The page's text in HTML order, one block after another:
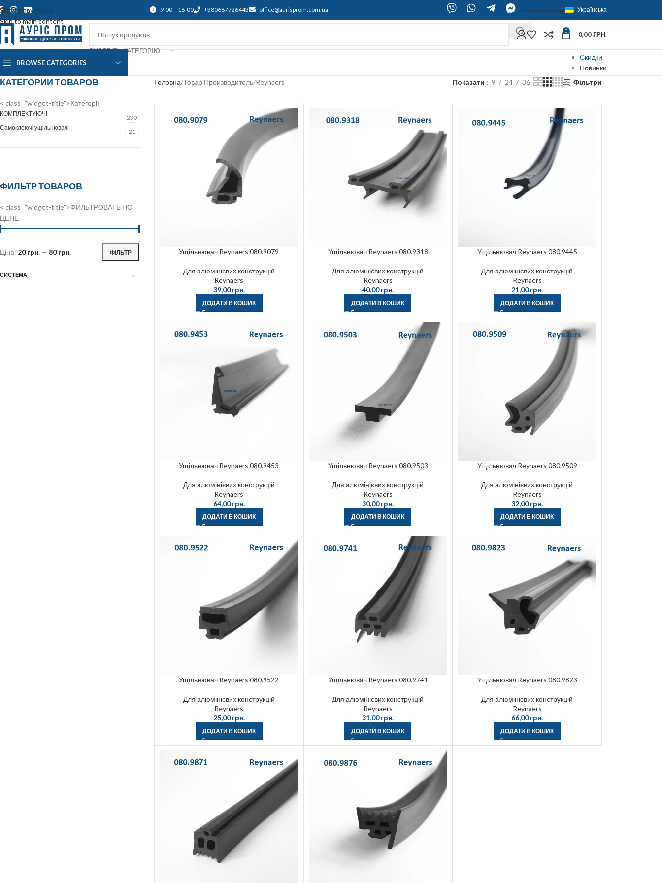
Skip to navigation
Skip to main content
9-00 – 18-00 +380687726443 office@aurisprom.com.ua Консультация Українська
ВИБЕРІТЬ КАТЕГОРІЮ
0 0,00ГРН.
BROWSE CATEGORIES
Скидки
Новинки
КАТЕГОРИИ ТОВАРОВ
< class="widget-title">Категорії
КОМПЛЕКТУЮЧІ
230
Самоклеючі ущільнювачі
21
ФИЛЬТР ТОВАРОВ
< class="widget-title">ФИЛЬТРОВАТЬ ПО
ЦЕНЕ
ФІЛЬТР
Ціна: 20 грн. — 80 грн.
СИСТЕМА
Головна Товар Производитель Reynaers Показати 9 24 36 Фільтри
Ущільнювач Reynaers 080.9079
Для алюмінієвих конструкцій
Reynaers
39,00грн.
ДОДАТИ В КОШИК
Ущільнювач Reynaers 080.9318
Для алюмінієвих конструкцій
Reynaers
40,00грн.
ДОДАТИ В КОШИК
Ущільнювач Reynaers 080.9445
Для алюмінієвих конструкцій
Reynaers
21,00грн.
ДОДАТИ В КОШИК
Ущільнювач Reynaers 080.9453
Для алюмінієвих конструкцій
Reynaers
64,00грн.
ДОДАТИ В КОШИК
Ущільнювач Reynaers 080.9503
Для алюмінієвих конструкцій
Reynaers
30,00грн.
ДОДАТИ В КОШИК
Ущільнювач Reynaers 080.9509
Для алюмінієвих конструкцій
Reynaers
32,00грн.
ДОДАТИ В КОШИК
Ущільнювач Reynaers 080.9522
Для алюмінієвих конструкцій
Reynaers
25,00грн.
ДОДАТИ В КОШИК
Ущільнювач Reynaers 080.9741
Для алюмінієвих конструкцій
Reynaers
31,00грн.
ДОДАТИ В КОШИК
Ущільнювач Reynaers 080.9823
Для алюмінієвих конструкцій
Reynaers
66,00грн.
ДОДАТИ В КОШИК